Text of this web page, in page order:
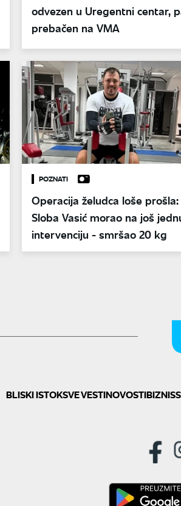
odvezen u Uregentni centar,
prebačen na VMA
POZNATI
Operacija želudca loše prošla:
Sloba Vasić morao na još
intervenciju - smršao 20 kg
BLISKI ISTOKSVE VESTINOVOSTIBIZNIS